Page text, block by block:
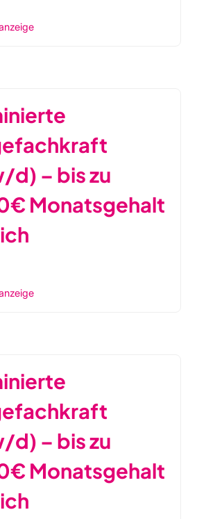
d) – bis zu
Monatsgehalt
d) – bis zu
Monatsgehalt